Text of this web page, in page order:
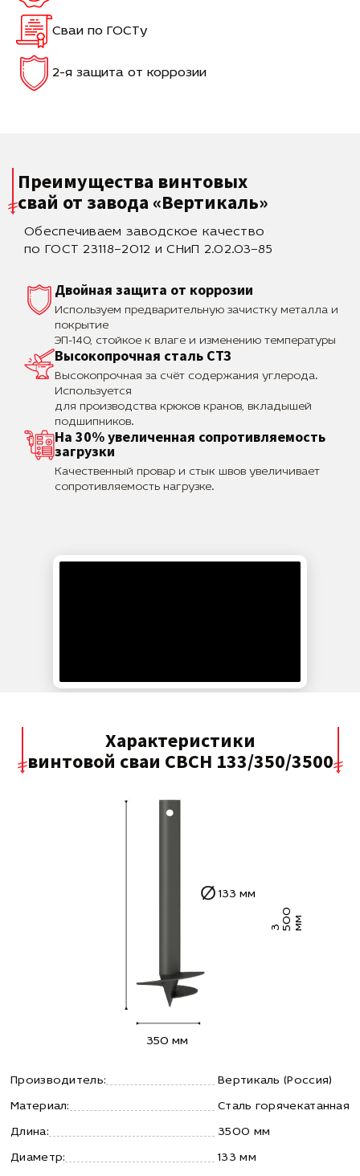
Сваи по ГОСТу
2-я защита от коррозии
Преимущества винтовых
свай от завода «Вертикаль»
Обеспечиваем заводское качество
по ГОСТ 23118–2012 и СНиП 2.02.03–85
Двойная защита от коррозии
Используем предварительную зачистку металла и
покрытие
ЭП-140, стойкое к влаге и изменению температуры
Высокопрочная сталь СТЗ
Высокопрочная за счёт содержания углерода.
Используется
для производства крюков кранов, вкладышей
подшипников.
На 30% увеличенная сопротивляемость
загрузки
Качественный провар и стык швов увеличивает
сопротивляемость нагрузке.
Характеристики
винтовой сваи СВСН 133/350/3500
3 5 0
0
м м
350 мм
133 мм
Производитель: Вертикаль (Россия)
Материал: Сталь горячекатанная
Длина: 3500 мм
Диаметр: 133 мм